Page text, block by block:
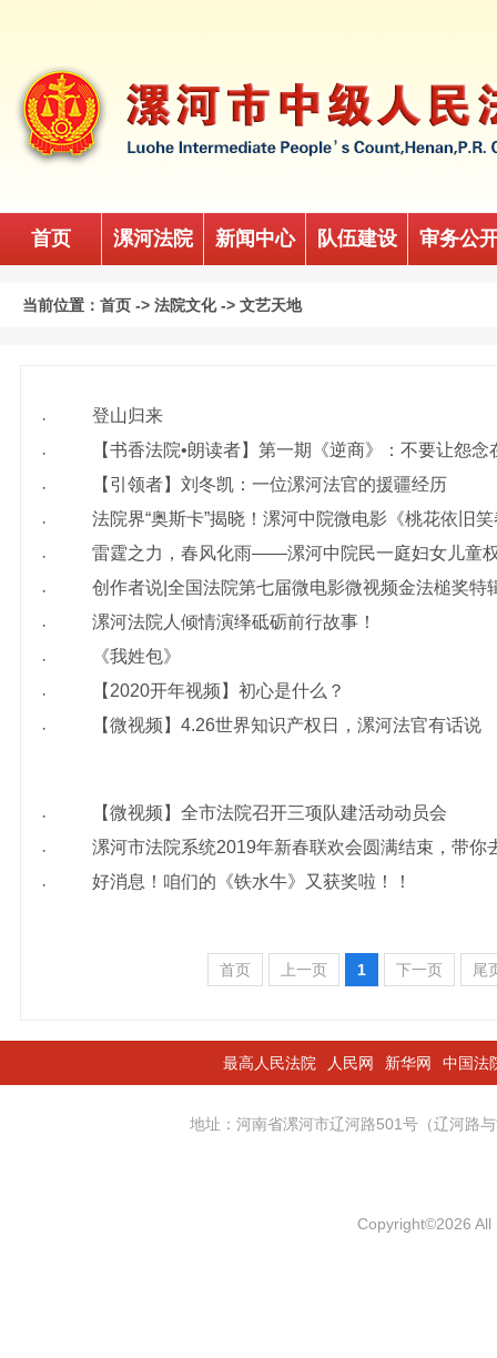
首页 漯河法院 新闻中心 队伍建设 审务公
当前位置： 首页 -> 法院文化-> 文艺天地
·
登山归来
·
【书香法院•朗读者】第一期《逆商》：不要让怨
·
【引领者】刘冬凯：一位漯河法官的援疆经历
·
法院界“奥斯卡”揭晓！漯河中院微电影《桃花依旧
·
雷霆之力，春风化雨——漯河中院民一庭妇女儿童
·
创作者说|全国法院第七届微电影微视频金法槌奖特
·
漯河法院人倾情演绎砥砺前行故事！
·
《我姓包》
·
【2020开年视频】初心是什么？
·
【微视频】4.26世界知识产权日，漯河法官有话说
·
【微视频】全市法院召开三项队建活动动员会
·
漯河市法院系统2019年新春联欢会圆满结束，带你
·
好消息！咱们的《铁水牛》又获奖啦！！
首页 上一页 1 下一页 尾
最高人民法院 人民网 新华网 中国法
地址：河南省漯河市辽河路501号（辽河
Copyright©2026